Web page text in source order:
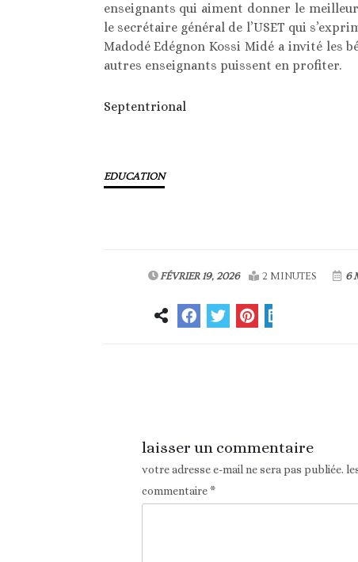
enseignants qui aiment donner le
le secrétaire général de l’USET qui
Madodé Edégnon Kossi Midé a invité les
autres enseignants puissent en profiter.
Septentrional
EDUCATION
FÉVRIER 19, 2026 2 MINUTES 6
laisser un commentaire
votre adresse e-mail ne sera pas publiée.
commentaire*